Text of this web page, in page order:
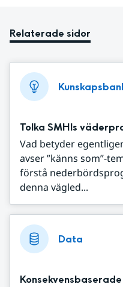
Relaterade sidor
Tolka SMHIs
Vad betyder
avser ”känns som”-
förstå
denna vägled...
Data